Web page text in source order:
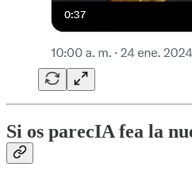
Si os parecIA fea la